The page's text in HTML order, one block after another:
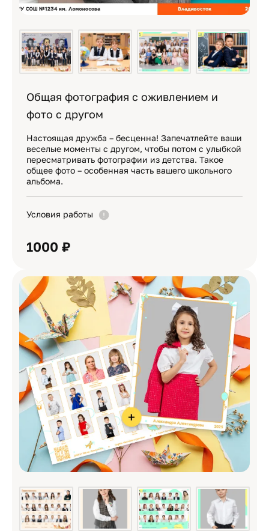
Общая фотография с оживлением и
фото с другом
Настоящая дружба – бесценна! Запечатлейте ваши
веселые моменты с другом, чтобы потом с улыбкой
пересматривать фотографии из детства. Такое
общее фото – особенная часть вашего школьного
альбома.
Условия работы
1000 ₽